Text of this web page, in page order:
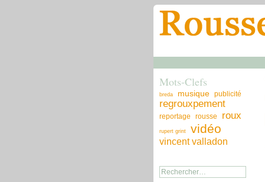
Mots-Clefs
breda musique publicité
regrouxpement
reportage rousse roux
rupert grint vidéo
vincent valladon